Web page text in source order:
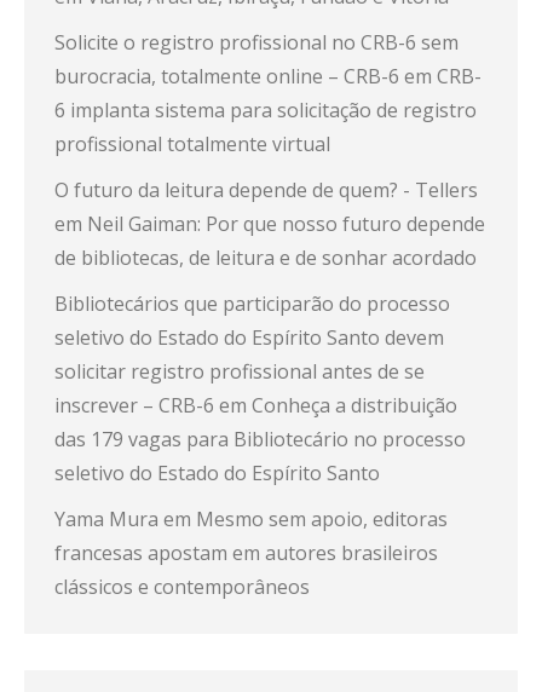
Solicite o registro profissional no CRB-6 sem
burocracia, totalmente online – CRB-6 em CRB-
6 implanta sistema para solicitação de registro
profissional totalmente virtual
O futuro da leitura depende de quem? - Tellers
em Neil Gaiman: Por que nosso futuro depende
de bibliotecas, de leitura e de sonhar acordado
Bibliotecários que participarão do processo
seletivo do Estado do Espírito Santo devem
solicitar registro profissional antes de se
inscrever – CRB-6 em Conheça a distribuição
das 179 vagas para Bibliotecário no processo
seletivo do Estado do Espírito Santo
Yama Mura em Mesmo sem apoio, editoras
francesas apostam em autores brasileiros
clássicos e contemporâneos